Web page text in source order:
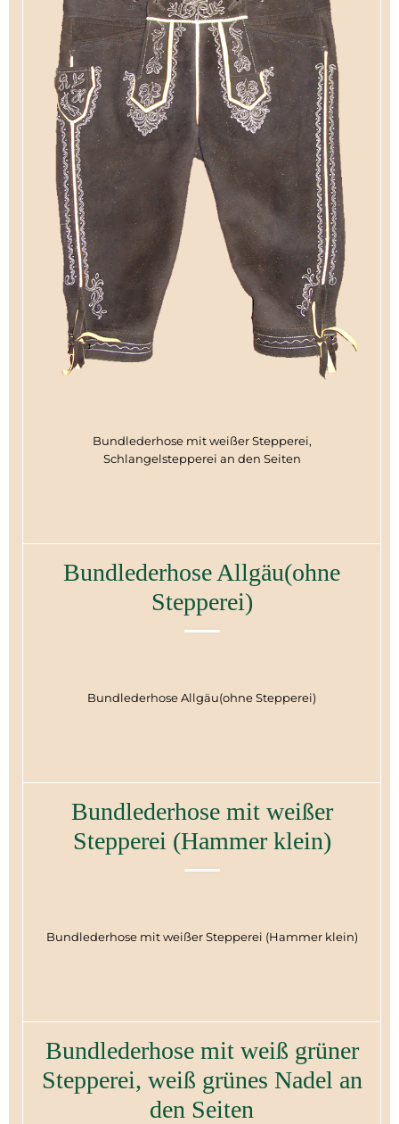
Bundlederhose mit weißer Stepperei,
Schlangelstepperei an den Seiten
Bundlederhose Allgäu(ohne
Stepperei)
Bundlederhose Allgäu(ohne Stepperei)
Bundlederhose mit weißer
Stepperei (Hammer klein)
Bundlederhose mit weißer Stepperei (Hammer klein)
Bundlederhose mit weiß grüner
Stepperei, weiß grünes Nadel an
den Seiten